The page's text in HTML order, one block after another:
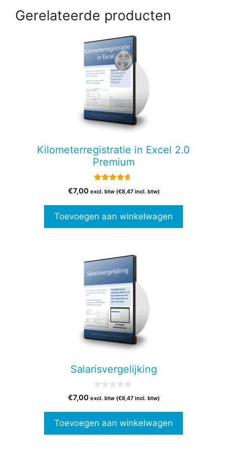
Gerelateerde producten
Kilometerregistratie in Excel 2.0
Premium
van 5
€7,00 excl. btw (€8,47incl. btw)
Toevoegen aan winkelwagen
Salarisvergelijking
v
5
€7,00 excl. btw (€8,47incl. btw)
Toevoegen aan winkelwagen